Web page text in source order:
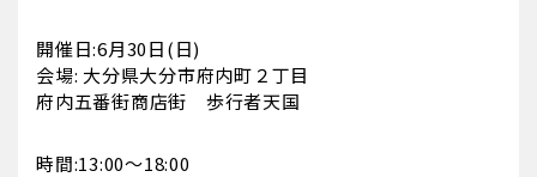
開催日:6月30日(日)
会場: 大分県大分市府内町２丁目
府内五番街商店街 歩行者天国
時間:13:00〜18:00